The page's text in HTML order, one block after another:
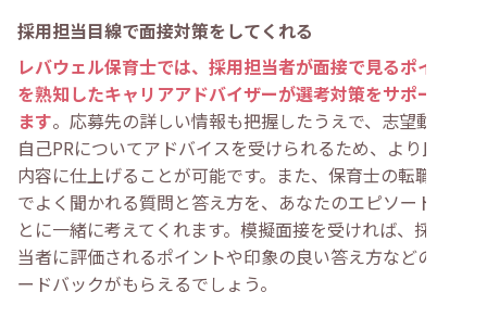
採用担当目線で面接対策をしてくれる
レバウェル保育士では、採用担当者が面接で見るポイント
を熟知したキャリアアドバイザーが選考対策をサポートし
ます。応募先の詳しい情報も把握したうえで、志望動機や
自己PRについてアドバイスを受けられるため、より良い
内容に仕上げることが可能です。また、保育士の転職面接
でよく聞かれる質問と答え方を、あなたのエピソードをも
とに一緒に考えてくれます。模擬面接を受ければ、採用担
当者に評価されるポイントや印象の良い答え方などのフィ
ードバックがもらえるでしょう。